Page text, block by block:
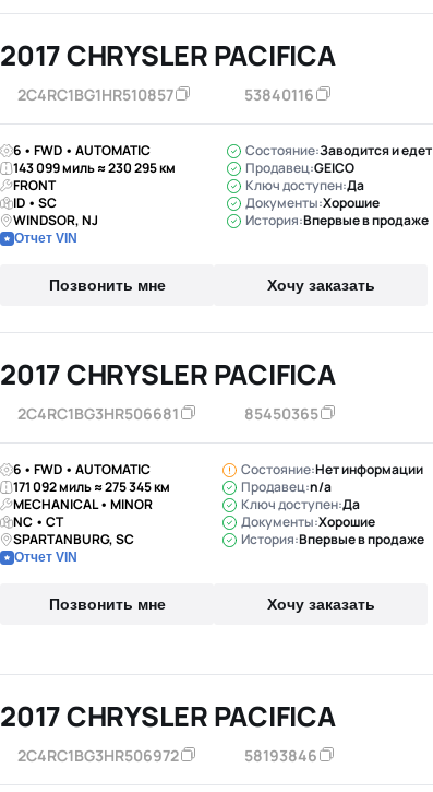
2017 CHRYSLER PACIFICA
2C4RC1BG1HR510857 53840116
6 • FWD • AUTOMATIC
143 099 миль ≈ 230 295 км
FRONT
ID • SC
WINDSOR, NJ
Отчет VIN
Состояние:Заводится и едет
Продавец:GEICO
Ключ доступен:Да
Документы:Хорошие
История:Впервые в продаже
Позвонить мне Хочу заказать
2017 CHRYSLER PACIFICA
2C4RC1BG3HR506681 85450365
6 • FWD • AUTOMATIC
171 092 миль ≈ 275 345 км
MECHANICAL • MINOR
NC • CT
SPARTANBURG, SC
Отчет VIN
Состояние:Нет информации
Продавец:n/a
Ключ доступен:Да
Документы:Хорошие
История:Впервые в продаже
Позвонить мне Хочу заказать
2017 CHRYSLER PACIFICA
2C4RC1BG3HR506972 58193846